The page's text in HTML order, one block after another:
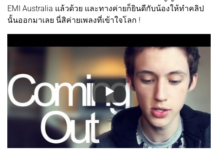
EMI Australia แล้วด้วย และทางค่ายก็ยินดีกับน้องให้ทำคลิป
นั้นออกมาเลย นี่สิค่ายเพลงที่เข้าใจโลก !